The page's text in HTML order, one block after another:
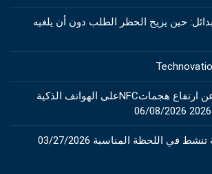
حين يزيح الحظر الطلب دون أن يلغيه
كاسبرسكي تكشف عن ارتفاع هجماتNFCعلى الهواتف الذكية
06/08/2026
03/27/2026